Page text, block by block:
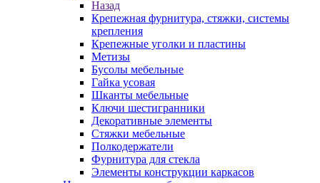
Назад
Крепежная фурнитура, стяжки, системы
крепления
Крепежные уголки и пластины
Метизы
Бусолы мебельные
Гайка усовая
Шканты мебельные
Ключи шестигранники
Декоративные элементы
Стяжки мебельные
Полкодержатели
Фурнитура для стекла
Элементы конструкции каркасов